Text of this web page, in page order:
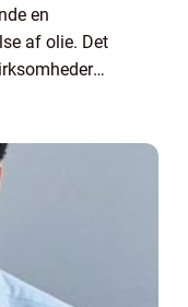
en
af olie. Det